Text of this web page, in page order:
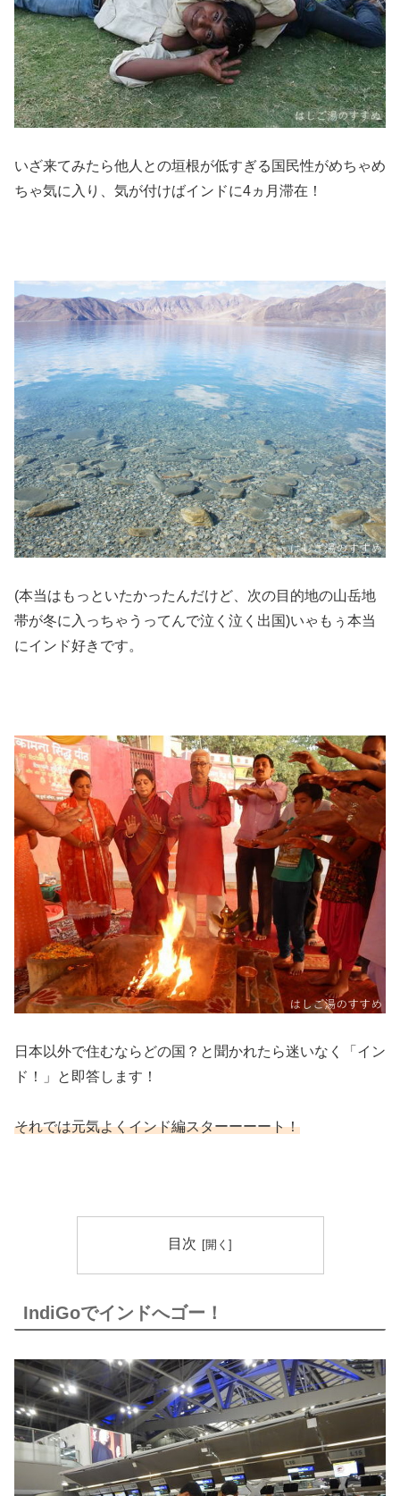
いざ来てみたら他人との垣根が低すぎる国民性がめちゃめ
ちゃ気に入り、気が付けばインドに4ヵ月滞在！
(本当はもっといたかったんだけど、次の目的地の山岳地
帯が冬に入っちゃうってんで泣く泣く出国)いゃもぅ本当
にインド好きです。
日本以外で住むならどの国？と聞かれたら迷いなく「イン
ド！」と即答します！
それでは元気よくインド編スターーーート！
目次
IndiGoでインドへゴー！